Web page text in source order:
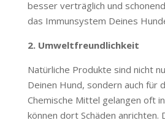
besser verträglich und
das Immunsystem Deines
2. Umweltfreundlichkeit
Natürliche Produkte sind nicht
Deinen Hund, sondern auch für
Chemische Mittel gelangen oft
können dort Schäden anrichten.